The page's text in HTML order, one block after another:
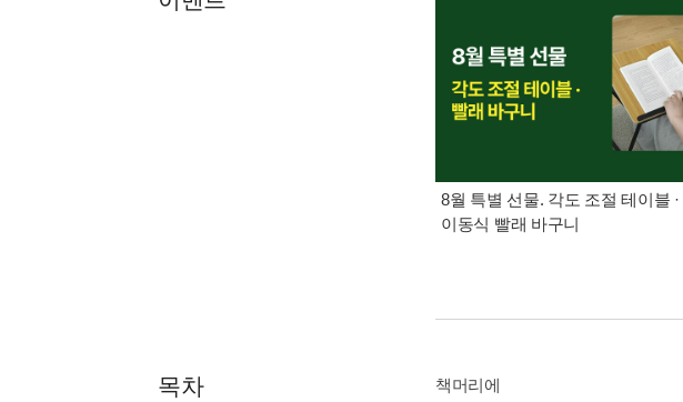
8월 특별 선물. 각도 조절 테이블 ·
이동식 빨래 바구니
목차
책머리에